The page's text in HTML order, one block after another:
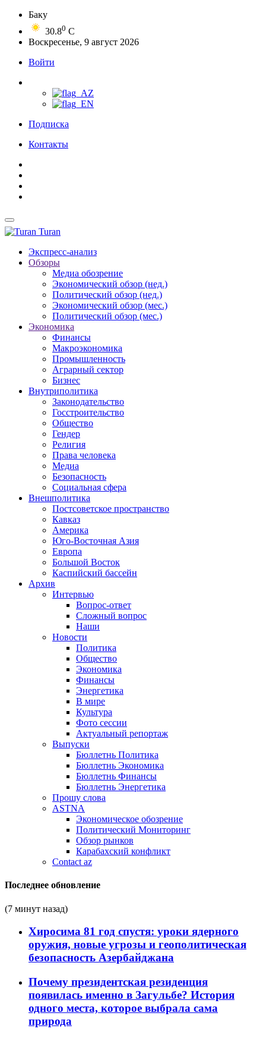
Баку
30.80 C
Воскресенье, 9 август 2026
Войти
Подписка
Контакты
Turan
Экспресс-анализ
Обзоры
Медиа обозрение
Экономический обзор (нед.)
Политический обзор (нед.)
Экономический обзор (мес.)
Политический обзор (мес.)
Экономика
Финансы
Макроэкономика
Промышленность
Аграрный сектор
Бизнес
Внутриполитика
Законодательство
Госстроительство
Общество
Гендер
Религия
Права человека
Медиа
Безопасность
Социальная сфера
Внешполитика
Постсоветское пространство
Кавказ
Америка
Юго-Восточная Азия
Европа
Большой Восток
Каспийский бассейн
Архив
Интервью
Вопрос-ответ
Сложный вопрос
Наши
Новости
Политика
Общество
Экономика
Финансы
Энергетика
В мире
Культура
Фото сессии
Актуальный репортаж
Выпуски
Бюллетнь Политика
Бюллетнь Экономика
Бюллетнь Финансы
Бюллетнь Энергетика
Прошу слова
ASTNA
Экономическое обозрение
Политический Мониторинг
Обзор рынков
Карабахский конфликт
Contact az
Последнее обновление
(7 минут назад)
Хиросима 81 год спустя: уроки ядерного
оружия, новые угрозы и геополитическая
безопасность Азербайджана
Почему президентская резиденция
появилась именно в Загульбе? История
одного места, которое выбрала сама
природа